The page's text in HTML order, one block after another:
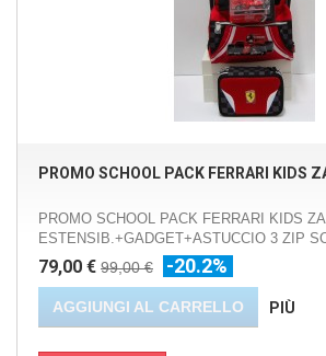
PROMO SCHOOL PACK FERRARI KIDS
PROMO SCHOOL PACK FERRARI KIDS
ESTENSIB.+GADGET+ASTUCCIO 3 ZIP
79,00 € 99,00 € -20.2%
AGGIUNGI AL CARRELLO PIÙ